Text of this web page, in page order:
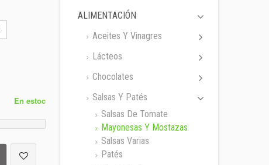
En estoc
ALIMENTACIÓN
Aceites Y Vinagres
Lácteos
Chocolates
Salsas Y Patés
Salsas De Tomate
Mayonesas Y Mostazas
Salsas Varias
Patés